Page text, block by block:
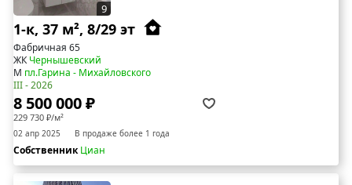
9
1-к, 37 м², 8/29 эт
Фабричная 65
ЖКЧернышевский
М пл.Гарина - Михайловского
III - 2026
8 500 000 ₽
229 730 ₽/м²
02 апр 2025 В продаже более 1 года
СобственникЦиан